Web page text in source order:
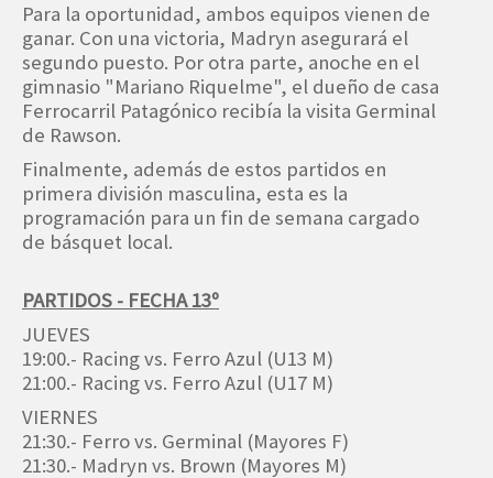
Para la oportunidad, ambos equipos vienen de
ganar. Con una victoria, Madryn asegurará el
segundo puesto. Por otra parte, anoche en el
gimnasio "Mariano Riquelme", el dueño de casa
Ferrocarril Patagónico recibía la visita Germinal
de Rawson.
Finalmente, además de estos partidos en
primera división masculina, esta es la
programación para un fin de semana cargado
de básquet local.
PARTIDOS - FECHA 13º
JUEVES
19:00.- Racing vs. Ferro Azul (U13 M)
21:00.- Racing vs. Ferro Azul (U17 M)
VIERNES
21:30.- Ferro vs. Germinal (Mayores F)
21:30.- Madryn vs. Brown (Mayores M)